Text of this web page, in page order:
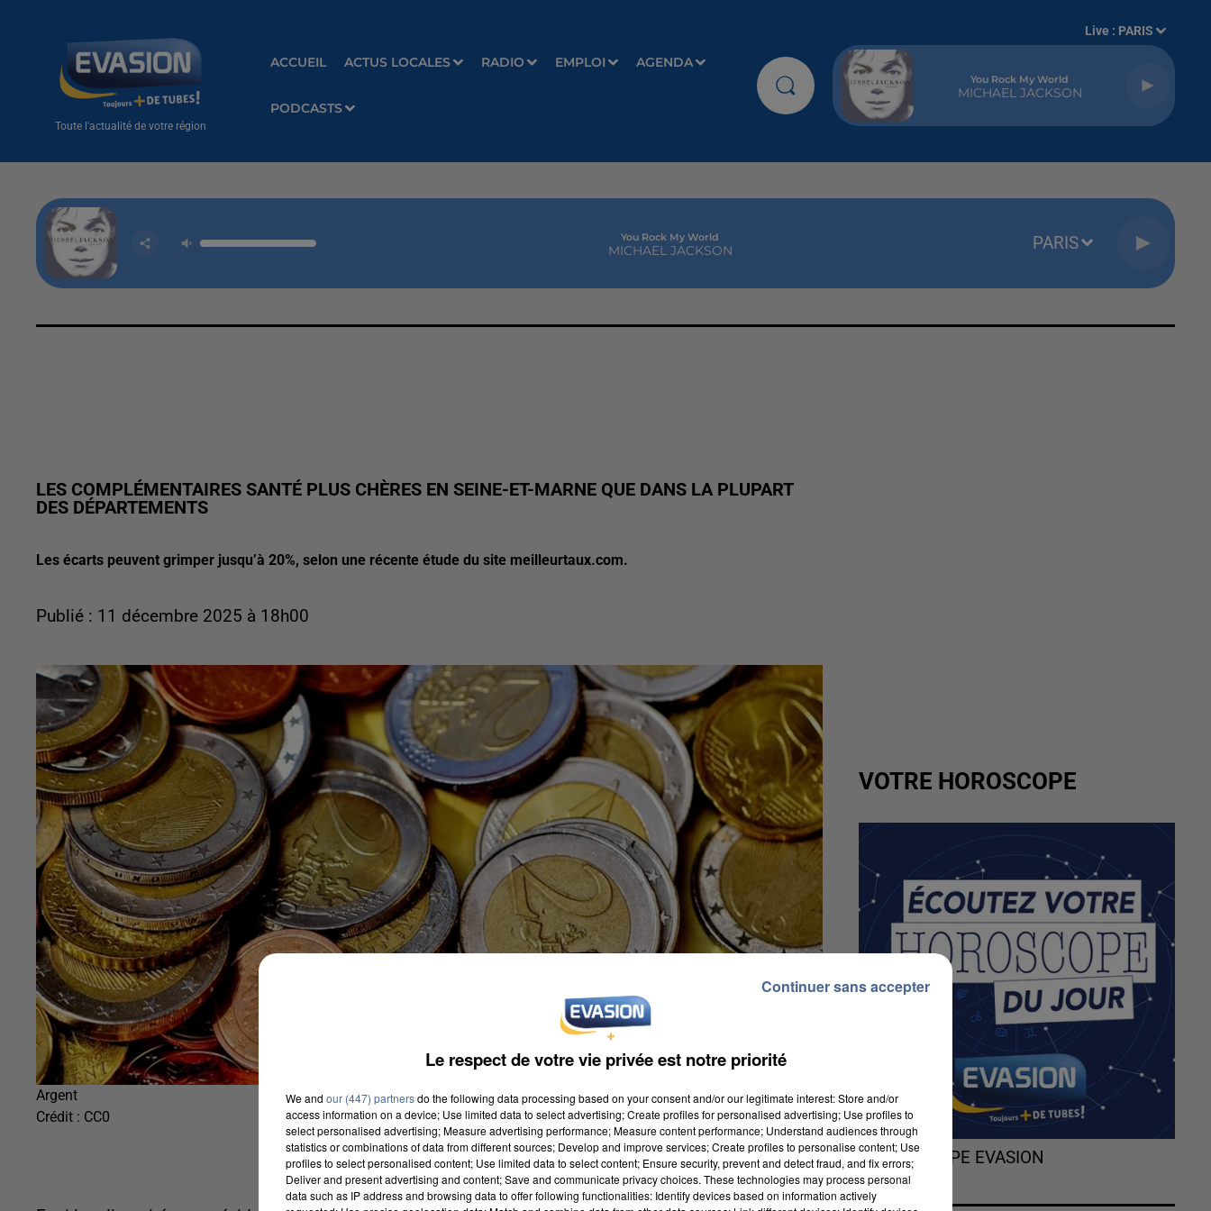
Toute l'actualité de votre région
ACCUEIL ACTUS LOCALES RADIO EMPLOI AGENDA
PODCASTS
Live : PARIS
You Rock My World
MICHAEL JACKSON
You Rock My World
MICHAEL JACKSON PARIS
LES COMPLÉMENTAIRES SANTÉ PLUS CHÈRES EN SEINE-ET-MARNE QUE DANS LA PLUPART
DES DÉPARTEMENTS
Les écarts peuvent grimper jusqu’à 20%, selon une récente étude du site meilleurtaux.com.
Publié : 11 décembre 2025 à 18h00
Argent
Crédit : CC0
VOTRE HOROSCOPE
L'HOROSCOPE EVASION
Le respect de votre vie privée est notre priorité
We and our (447) partnersdo the following data processing based on your consent and/or our legitimate interest: Store and/or
access information on a device; Use limited data to select advertising; Create profiles for personalised advertising; Use profiles to
select personalised advertising; Measure advertising performance; Measure content performance; Understand audiences through
statistics or combinations of data from different sources; Develop and improve services; Create profiles to personalise content; Use
profiles to select personalised content; Use limited data to select content; Ensure security, prevent and detect fraud, and fix errors;
Deliver and present advertising and content; Save and communicate privacy choices. These technologies may process personal
data such as IP address and browsing data to offer following functionalities: Identify devices based on information actively
Continuer sans accepter